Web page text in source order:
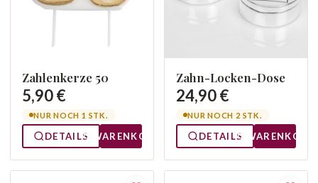
Zahlenkerze 50
5,90 €
NUR NOCH 1 STK.
DETAILS WARENKORB
Zahn-Locken-Dose
24,90 €
NUR NOCH 2 STK.
DETAILS WARENKORB